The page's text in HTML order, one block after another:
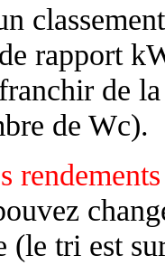
rapport
de
de Wc).
(le tri est